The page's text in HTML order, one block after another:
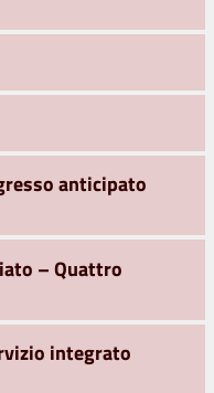
anticipato
– Quattro
integrato